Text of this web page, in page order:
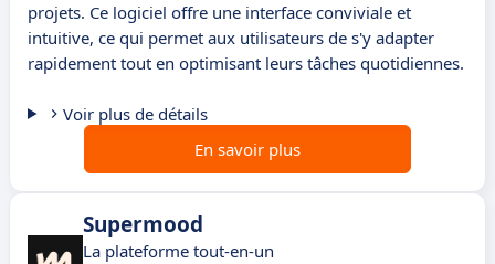
projets. Ce logiciel offre une interface conviviale et
intuitive, ce qui permet aux utilisateurs de s'y adapter
rapidement tout en optimisant leurs tâches quotidiennes.
Voir plus de détails
En savoir plus
Supermood
La plateforme tout-en-un